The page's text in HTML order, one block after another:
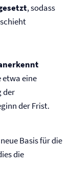
, sodass
etwa eine
der
der Frist.
Basis für die
die